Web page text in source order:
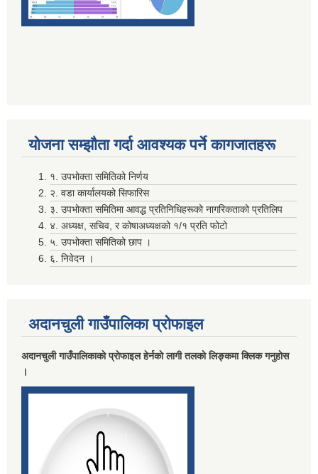
योजना सम्झाैता गर्दा आवश्यक पर्ने कागजातहरू
१. उपभोक्ता समितिको निर्णय
२. वडा कार्यालयको सिफारिस
३. उपभोक्ता समितिमा आवद्ध प्रतिनिधिहरूको नागरिकताको प्रतिलिप
४. अध्यक्ष, सचिव, र कोषाअध्यक्षको १/१ प्रति फोटो
५. उपभोक्ता समितिको छाप ।
६. निवेदन ।
अदानचुली गाउँपालिका प्राेफाइल
अदानचुली गाउँपालिकाकाे प्राेफाइल हेर्नकाे लागी तलकाे लिङ्कमा क्लिक गनुहाेस
।